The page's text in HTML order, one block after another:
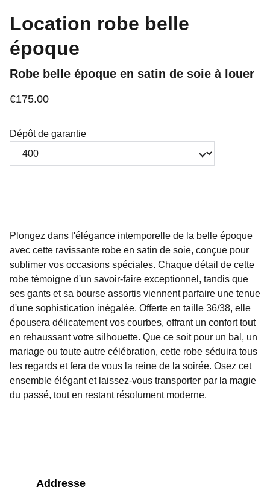
Location robe belle
époque
Robe belle époque en satin de soie à louer
€175.00
Dépôt de garantie
Plongez dans l'élégance intemporelle de la belle époque
avec cette ravissante robe en satin de soie, conçue pour
sublimer vos occasions spéciales. Chaque détail de cette
robe témoigne d'un savoir-faire exceptionnel, tandis que
ses gants et sa bourse assortis viennent parfaire une tenue
d'une sophistication inégalée. Offerte en taille 36/38, elle
épousera délicatement vos courbes, offrant un confort tout
en rehaussant votre silhouette. Que ce soit pour un bal, un
mariage ou toute autre célébration, cette robe séduira tous
les regards et fera de vous la reine de la soirée. Osez cet
ensemble élégant et laissez-vous transporter par la magie
du passé, tout en restant résolument moderne.
Addresse